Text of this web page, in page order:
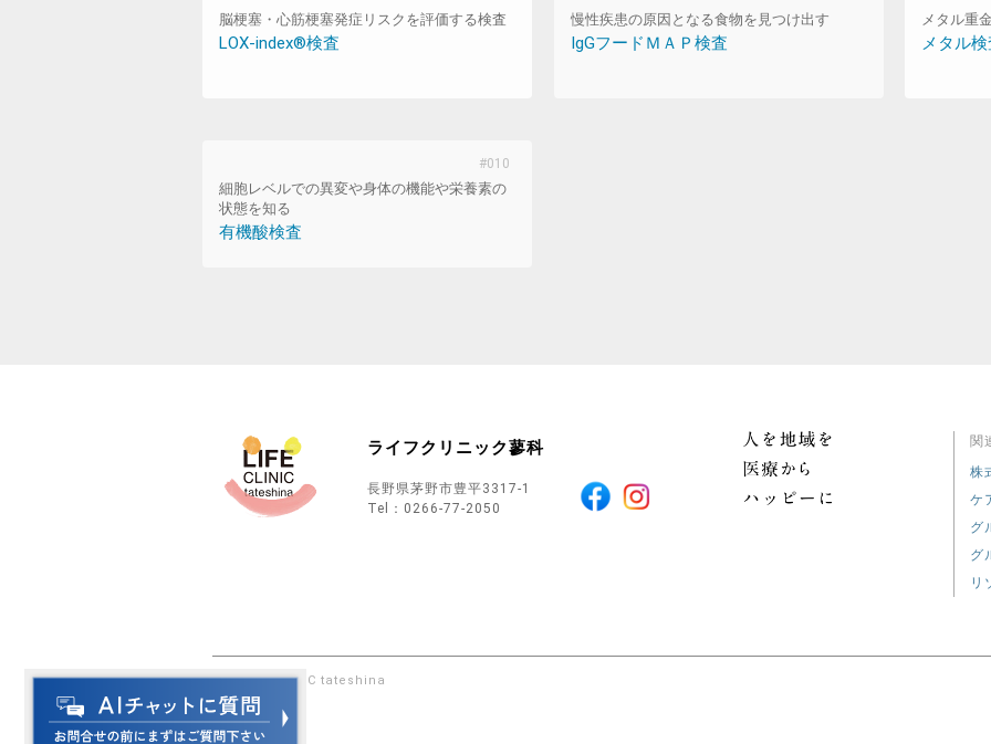
脳梗塞・心筋梗塞発症リスクを評価する検査
LOX-index®検査
慢性疾患の原因となる食物を見つけ出す
IgGフードＭＡＰ検査
メタル重
メタル検
細胞レベルでの異変や身体の機能や栄養素の
状態を知る
有機酸検査
ライフクリニック蓼科
長野県茅野市豊平3317-1
Tel： 0266-77-2050
関
株
ケ
グ
グ
リ
© LIFE CLINIC tateshina